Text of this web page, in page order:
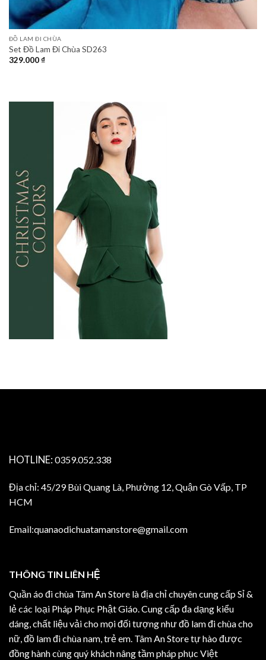
ĐỒ LAM ĐI CHÙA
Set Đồ Lam Đi Chùa SD263
329.000₫
HOTLINE: 0359.052.338
Địa chỉ: 45/29 Bùi Quang Là, Phường 12, Quận Gò Vấp, TP
HCM
Email:quanaodichuatamanstore@gmail.com
THÔNG TIN LIÊN HỆ
Quần áo đi chùa Tâm An Store là địa chỉ chuyên cung cấp Sỉ &
lẻ các loại Pháp Phục Phật Giáo. Cung cấp đa dạng kiểu
dáng, chất liệu vải cho mọi đối tượng như đồ lam đi chùa cho
nữ, đồ lam đi chùa nam, trẻ em. Tâm An Store tự hào được
đồng hành cùng quý khách nâng tầm pháp phục Việt